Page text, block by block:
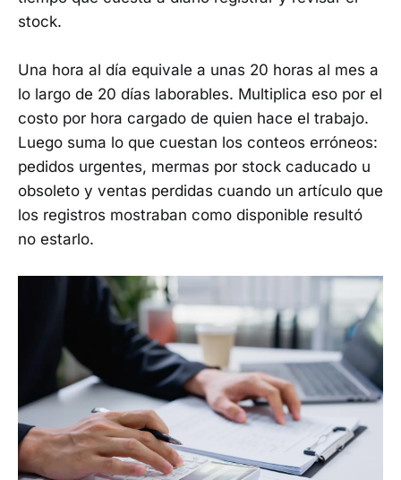
stock.
Una hora al día equivale a unas 20 horas al mes a
lo largo de 20 días laborables. Multiplica eso por el
costo por hora cargado de quien hace el trabajo.
Luego suma lo que cuestan los conteos erróneos:
pedidos urgentes, mermas por stock caducado u
obsoleto y ventas perdidas cuando un artículo que
los registros mostraban como disponible resultó
no estarlo.